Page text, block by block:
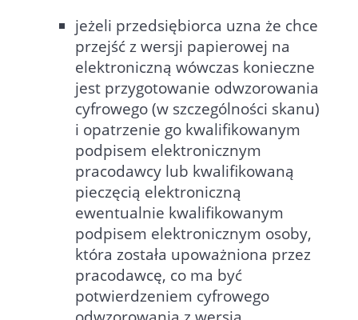
jeżeli przedsiębiorca uzna że chce
przejść z wersji papierowej na
elektroniczną wówczas konieczne
jest przygotowanie odwzorowania
cyfrowego (w szczególności skanu)
i opatrzenie go kwalifikowanym
podpisem elektronicznym
pracodawcy lub kwalifikowaną
pieczęcią elektroniczną
ewentualnie kwalifikowanym
podpisem elektronicznym osoby,
która została upoważniona przez
pracodawcę, co ma być
potwierdzeniem cyfrowego